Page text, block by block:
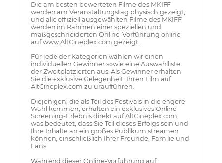
Die am besten bewerteten Filme des MKIFF
werden am Veranstaltungstag physisch gezeigt,
und alle offiziell ausgewählten Filme des MKIFF
werden im Rahmen einer speziellen und
maßgeschneiderten Online-Vorführung online
auf www.AltCineplex.com gezeigt.
Für jede der Kategorien wählen wir einen
individuellen Gewinner sowie eine Auswahlliste
der Zweitplatzierten aus. Als Gewinner erhalten
Sie die exklusive Gelegenheit, Ihren Film auf
AltCineplex.com zu uraufführen.
Diejenigen, die als Teil des Festivals in die engere
Wahl kommen, erhalten ein exklusives Online-
Screening-Erlebnis direkt auf AltCineplex.com,
was bedeutet, dass Sie Teil dieses Erfolgs sein und
Ihre Inhalte an ein großes Publikum streamen
können, einschließlich Ihrer Freunde, Familie und
Fans.
Während dieser Online-Vorführung auf